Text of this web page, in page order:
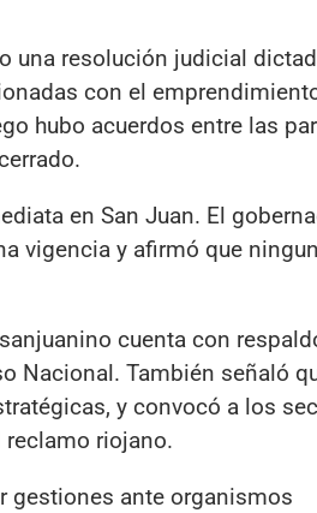
una resolución judicial
con el
hubo acuerdos entre las
en San Juan. El
vigencia y afirmó que
cuenta con
Nacional. También señaló
y convocó a los
riojano.
gestiones ante organismos